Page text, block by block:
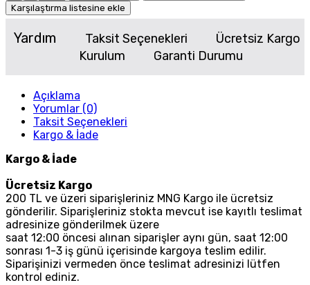
Karşılaştırma listesine ekle
Yardım Taksit Seçenekleri
Ücretsiz Kargo
Kurulum
Garanti Durumu
Açıklama
Yorumlar (0)
Taksit Seçenekleri
Kargo & İade
Kargo & İade
Ücretsiz Kargo
200 TL ve üzeri siparişleriniz MNG Kargo ile ücretsiz
gönderilir. Siparişleriniz stokta mevcut ise kayıtlı teslimat
adresinize gönderilmek üzere
saat 12:00 öncesi alınan siparişler aynı gün, saat 12:00
sonrası 1-3 iş günü içerisinde kargoya teslim edilir.
Siparişinizi vermeden önce teslimat adresinizi lütfen
kontrol ediniz.